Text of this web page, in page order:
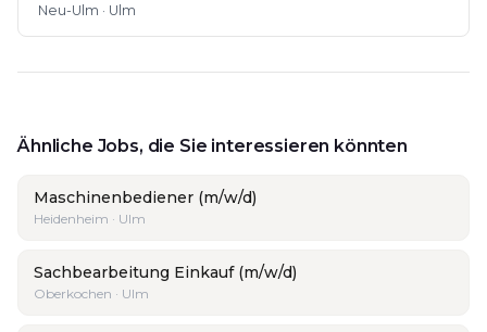
Neu-Ulm · Ulm
Ähnliche Jobs, die Sie interessieren könnten
Maschinenbediener (m/w/d)
Heidenheim · Ulm
Sachbearbeitung Einkauf (m/w/d)
Oberkochen · Ulm